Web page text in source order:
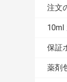
注文
10ml
保証
薬剤